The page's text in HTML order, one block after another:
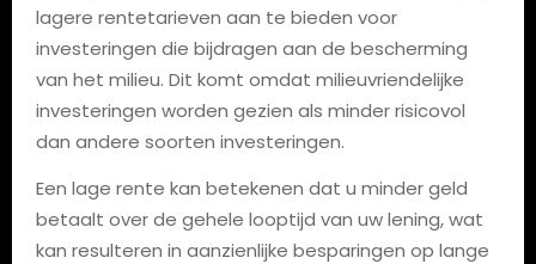
lagere rentetarieven aan te bieden voor
investeringen die bijdragen aan de bescherming
van het milieu. Dit komt omdat milieuvriendelijke
investeringen worden gezien als minder risicovol
dan andere soorten investeringen.
Een lage rente kan betekenen dat u minder geld
betaalt over de gehele looptijd van uw lening, wat
kan resulteren in aanzienlijke besparingen op lange